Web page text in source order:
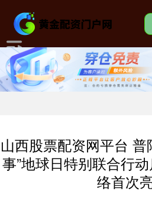
山西股票配资网平台 普
事”地球日特别联合行
络首次